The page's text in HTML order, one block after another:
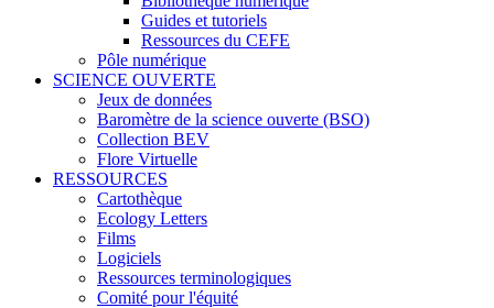
Guides et tutoriels
Ressources du CEFE
Pôle numérique
SCIENCE OUVERTE
Jeux de données
Baromètre de la science ouverte (BSO)
Collection BEV
Flore Virtuelle
RESSOURCES
Cartothèque
Ecology Letters
Films
Logiciels
Ressources terminologiques
Comité pour l'équité